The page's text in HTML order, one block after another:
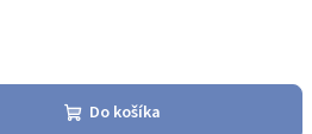
Do košíka